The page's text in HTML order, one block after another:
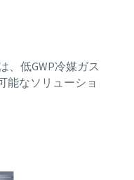
、低GWP冷媒ガス
能なソリューショ